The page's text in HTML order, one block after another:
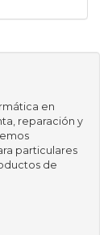
en
reparación y
particulares
de